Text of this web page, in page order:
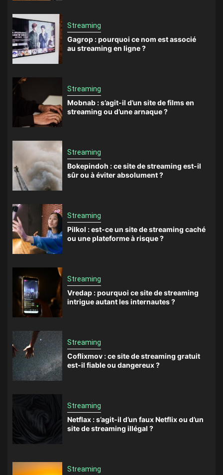
Streaming
Gagrop : pourquoi ce nom est associé
au streaming en ligne ?
Streaming
Mobnab : s’agit-il d’un site de films en
streaming ou d’une arnaque ?
Streaming
Bokepindoh : ce site de streaming est-il
sûr ou à éviter absolument ?
Streaming
Pilkol : est-ce un site de streaming caché
ou une plateforme à risque ?
Streaming
Vredap : pourquoi ce site de streaming
intrigue autant les internautes ?
Streaming
Coflixmov : ce site de streaming gratuit
est-il fiable ou dangereux ?
Streaming
Netflax : s’agit-il d’un faux Netflix ou d’un
site de streaming illégal ?
Streaming